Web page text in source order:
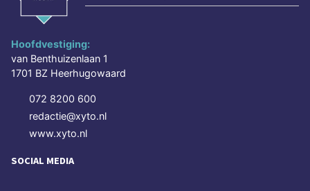
Hoofdvestiging:
van Benthuizenlaan 1
1701 BZ Heerhugowaard
072 8200 600
redactie@xyto.nl
www.xyto.nl
SOCIAL MEDIA